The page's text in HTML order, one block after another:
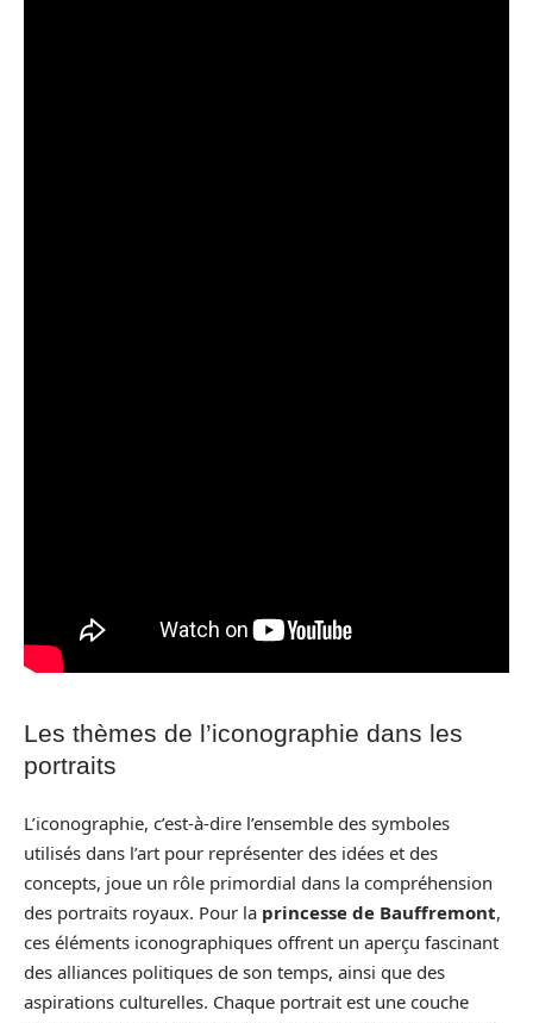
Les thèmes de l’iconographie dans les
portraits
L’iconographie, c’est-à-dire l’ensemble des symboles
utilisés dans l’art pour représenter des idées et des
concepts, joue un rôle primordial dans la compréhension
des portraits royaux. Pour la princesse de Bauffremont,
ces éléments iconographiques offrent un aperçu fascinant
des alliances politiques de son temps, ainsi que des
aspirations culturelles. Chaque portrait est une couche